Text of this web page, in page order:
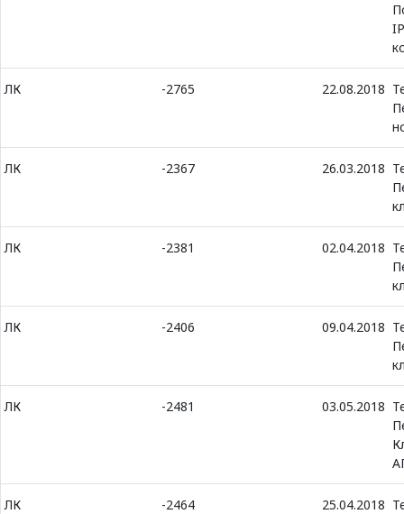
ЛК -2765 22.08.2018
ЛК -2367 26.03.2018
ЛК -2381 02.04.2018
ЛК -2406 09.04.2018
ЛК -2481 03.05.2018
ЛК -2464 25.04.2018